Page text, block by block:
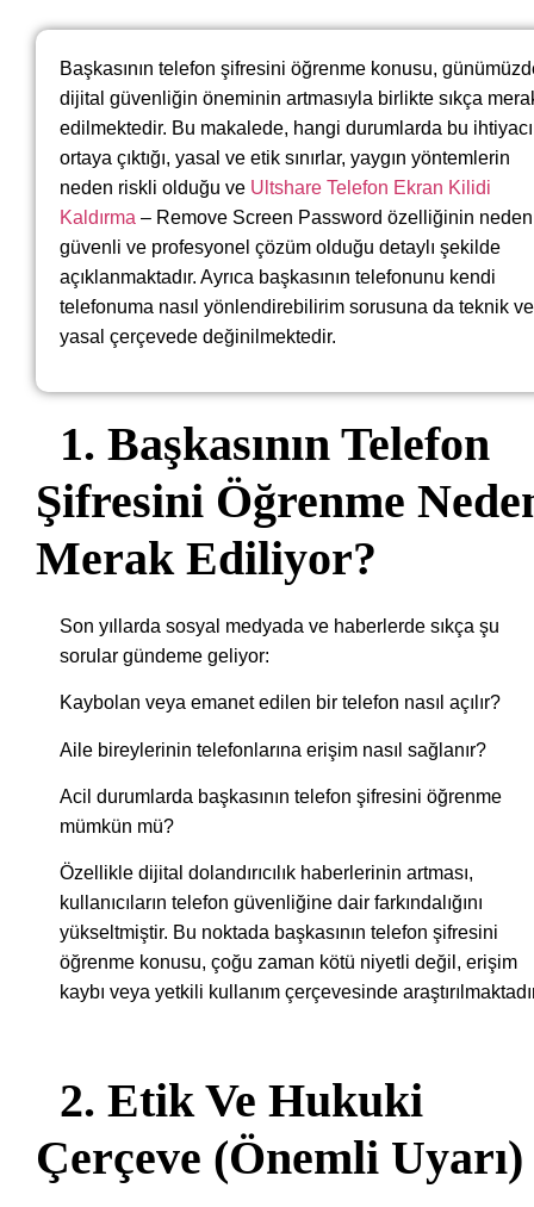
Başkasının telefon şifresini öğrenme konusu,
dijital güvenliğin öneminin artmasıyla birlikte sıkça
edilmektedir. Bu makalede, hangi durumlarda bu
ortaya çıktığı, yasal ve etik sınırlar, yaygın yöntemlerin
neden riskli olduğu ve Ultshare Telefon Ekran Kilidi
Kaldırma – Remove Screen Password özelliğinin
güvenli ve profesyonel çözüm olduğu detaylı şekilde
açıklanmaktadır. Ayrıca başkasının telefonunu kendi
telefonuma nasıl yönlendirebilirim sorusuna da teknik ve
yasal çerçevede değinilmektedir.
1. Başkasının Telefon
Şifresini Öğrenme
Merak Ediliyor?
Son yıllarda sosyal medyada ve haberlerde sıkça şu
sorular gündeme geliyor:
Kaybolan veya emanet edilen bir telefon nasıl açılır?
Aile bireylerinin telefonlarına erişim nasıl sağlanır?
Acil durumlarda başkasının telefon şifresini öğrenme
mümkün mü?
Özellikle dijital dolandırıcılık haberlerinin artması,
kullanıcıların telefon güvenliğine dair farkındalığını
yükseltmiştir. Bu noktada başkasının telefon şifresini
öğrenme konusu, çoğu zaman kötü niyetli değil, erişim
kaybı veya yetkili kullanım çerçevesinde
2. Etik Ve Hukuki
Çerçeve (Önemli Uyarı)